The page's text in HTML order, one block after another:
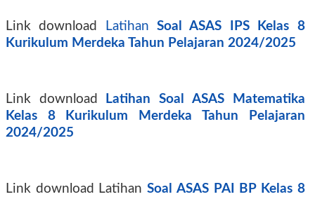
Link download LatihanSoal ASAS IPS Kelas 8
Kurikulum Merdeka Tahun Pelajaran 2024/2025
Link download
Latihan Soal ASAS Matematika
Kelas 8 Kurikulum Merdeka Tahun Pelajaran
2024/2025
Link download LatihanSoal ASAS PAI BP Kelas 8